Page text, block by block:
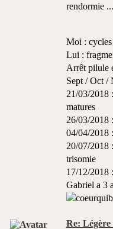
rendormie
Moi : cycles
Lui :
Arrêt pilule
Sept / Oct /
21/03/2018
matures
26/03/2018
04/04/2018 :
20/07/2018
trisomie
17/12/2018
Gabriel a 3
Re: Légère